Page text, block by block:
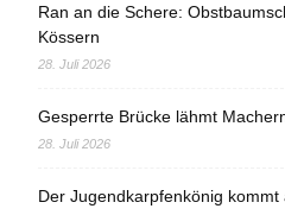
Ran an die Schere:
Kössern
28. Juli 2026
Gesperrte Brücke lähmt
28. Juli 2026
Der Jugendkarpfenkönig